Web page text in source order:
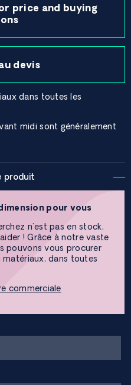
price and buying
devis
dans toutes les
midi sont généralement
produit
pour vous
n'est pas en stock,
! Grâce à notre vaste
pouvons vous procurer
matériaux, dans toutes
commerciale